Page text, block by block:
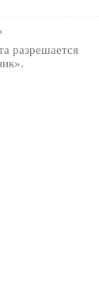
разрешается